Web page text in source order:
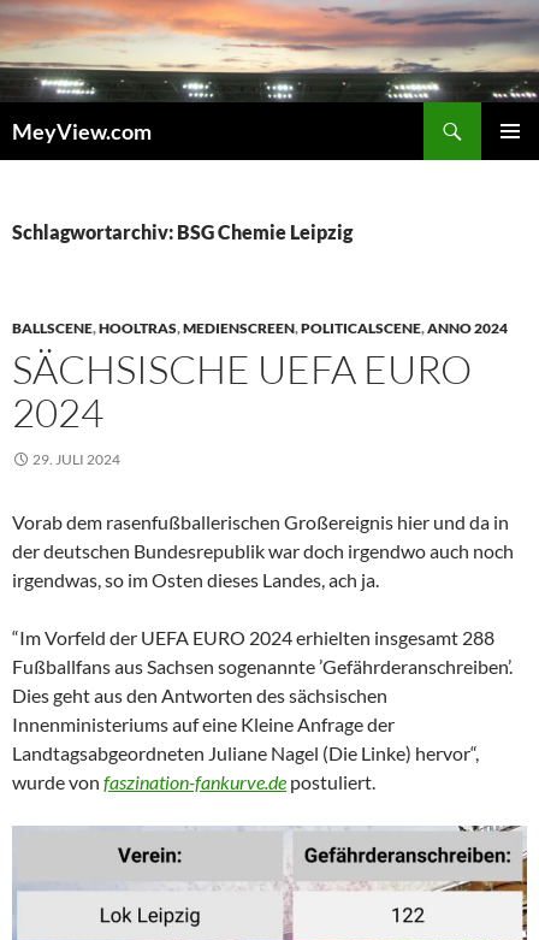
Zum
Inhalt
springen
MeyView.com
Schlagwortarchiv: BSG Chemie Leipzig
BALLSCENE,HOOLTRAS,MEDIENSCREEN,POLITICALSCENE,ANNO 2024
SÄCHSISCHE UEFA EURO
2024
29. JULI 2024
Vorab dem rasenfußballerischen Großereignis hier und da in
der deutschen Bundesrepublik war doch irgendwo auch noch
irgendwas, so im Osten dieses Landes, ach ja.
“Im Vorfeld der UEFA EURO 2024 erhielten insgesamt 288
Fußballfans aus Sachsen sogenannte ’Gefährderanschreiben’.
Dies geht aus den Antworten des sächsischen
Innenministeriums auf eine Kleine Anfrage der
Landtagsabgeordneten Juliane Nagel (Die Linke) hervor“,
wurde von faszination-fankurve.de postuliert.